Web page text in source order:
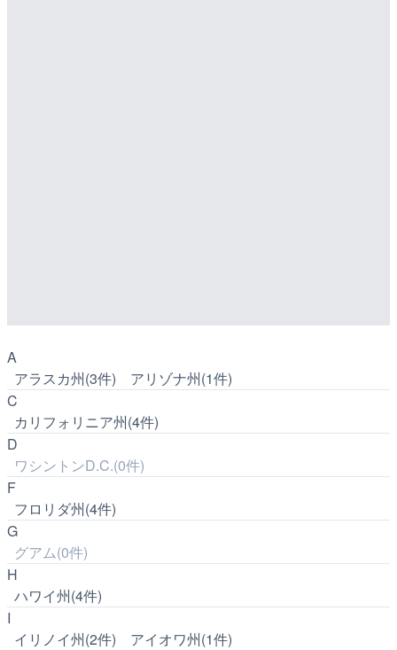
A
アラスカ州(3件)
アリゾナ州(1件)
C
カリフォリニア州(4件)
D
ワシントンD.C.(0件)
F
フロリダ州(4件)
G
グアム(0件)
H
ハワイ州(4件)
I
イリノイ州(2件)
アイオワ州(1件)